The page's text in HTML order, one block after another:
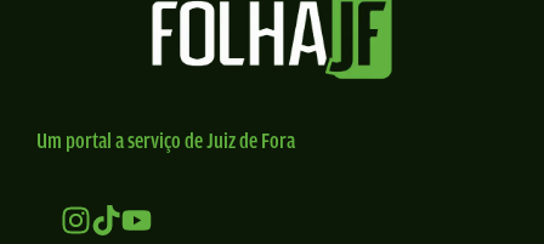
Um portal a serviço de Juiz de Fora